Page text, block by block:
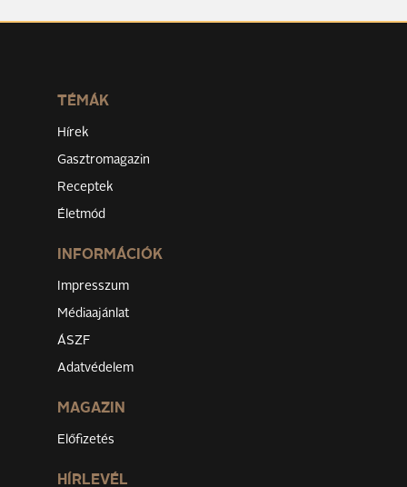
TÉMÁK
Hírek
Gasztromagazin
Receptek
Életmód
INFORMÁCIÓK
Impresszum
Médiaajánlat
ÁSZF
Adatvédelem
MAGAZIN
Előfizetés
HÍRLEVÉL